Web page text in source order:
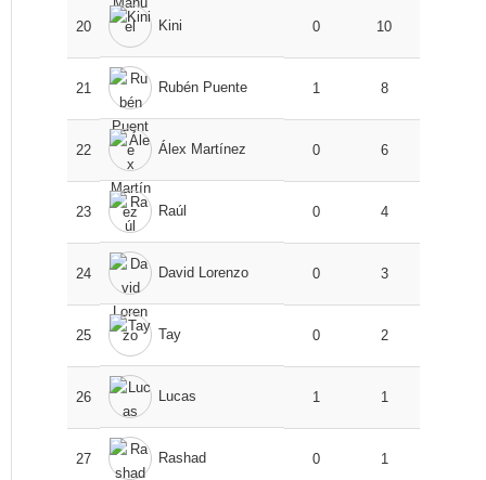
20 Kini 0 10
21 Rubén Puente 1 8
22 Álex Martínez 0 6
23 Raúl 0 4
24 David Lorenzo 0 3
25 Tay 0 2
26 Lucas 1 1
27 Rashad 0 1